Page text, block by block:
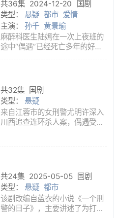
缜密
共36集 2024-12-20
国剧
类型： 悬疑 都市 爱情
主演： 孙千 黄景瑜
麻醉科医生陆嫣在一次上夜班的
途中“偶遇”已经死亡多年的好友
也被卷入其中。被掩藏八年的真
相，一步一步就此揭开。
共32集 国剧
类型： 悬疑
来自江蓉市的女刑警尤明许深入
川西追查连环杀人案，偶遇受伤
封闭的内心。在办案过程中，殷
逢展
共24集 2025-05-05 国剧
类型： 悬疑 都市
该剧改编自蓝衣的小说《一个刑
警的日子》，主要讲述了为打击